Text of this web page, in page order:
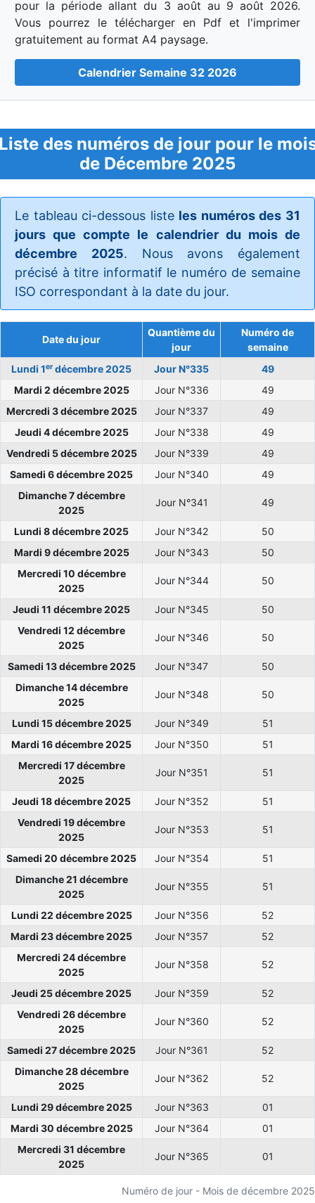
pour la période allant du 3 août au 9 août 2026.
Vous pourrez le télécharger en Pdf et l'imprimer
gratuitement au format A4 paysage.
Calendrier Semaine 32 2026
des numéros de jour pour le
de Décembre 2025
Le tableau ci-dessous liste les numéros des 31
jours que compte le calendrier du mois de
décembre 2025. Nous avons également
précisé à titre informatif le numéro de semaine
ISO correspondant à la date du jour.
Numéro de jour - Mois de décembre 2025
Date du jour
Quantième du
jour
Numéro de
semaine
Lundi 1er décembre 2025 Jour N°335
49
Mardi 2 décembre 2025
Jour N°336
49
Mercredi 3 décembre 2025
Jour N°337
49
Jeudi 4 décembre 2025
Jour N°338
49
Vendredi 5 décembre 2025
Jour N°339
49
Samedi 6 décembre 2025
Jour N°340
49
Dimanche 7 décembre
2025
Jour N°341 49
Lundi 8 décembre 2025 Jour N°342
50
Mardi 9 décembre 2025
Jour N°343
50
Mercredi 10 décembre
2025
Jour N°344 50
Jeudi 11 décembre 2025 Jour N°345
50
Vendredi 12 décembre
2025
Jour N°346 50
Samedi 13 décembre 2025 Jour N°347
50
Dimanche 14 décembre
2025
Jour N°348 50
Lundi 15 décembre 2025 Jour N°349
51
Mardi 16 décembre 2025
Jour N°350
51
Mercredi 17 décembre
2025
Jour N°351 51
Jeudi 18 décembre 2025 Jour N°352
51
Vendredi 19 décembre
2025
Jour N°353 51
Samedi 20 décembre 2025 Jour N°354
51
Dimanche 21 décembre
2025
Jour N°355 51
Lundi 22 décembre 2025 Jour N°356
52
Mardi 23 décembre 2025
Jour N°357
52
Mercredi 24 décembre
2025
Jour N°358 52
Jeudi 25 décembre 2025 Jour N°359
52
Vendredi 26 décembre
2025
Jour N°360 52
Samedi 27 décembre 2025 Jour N°361
52
Dimanche 28 décembre
2025
Jour N°362 52
Lundi 29 décembre 2025 Jour N°363
01
Mardi 30 décembre 2025
Jour N°364
01
Mercredi 31 décembre
2025
Jour N°365 01